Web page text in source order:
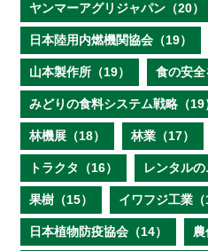
ヤンマーアグリジャパン（20）
日本陸用内燃機関協会（19）
山本製作所（19） 食の安全
みどりの食料システム戦略（19
林機展（18） 林業（17）
トラクタ（16） レンタルの
果樹（15） イワフジ工業（
日本植物防疫協会（14） 農